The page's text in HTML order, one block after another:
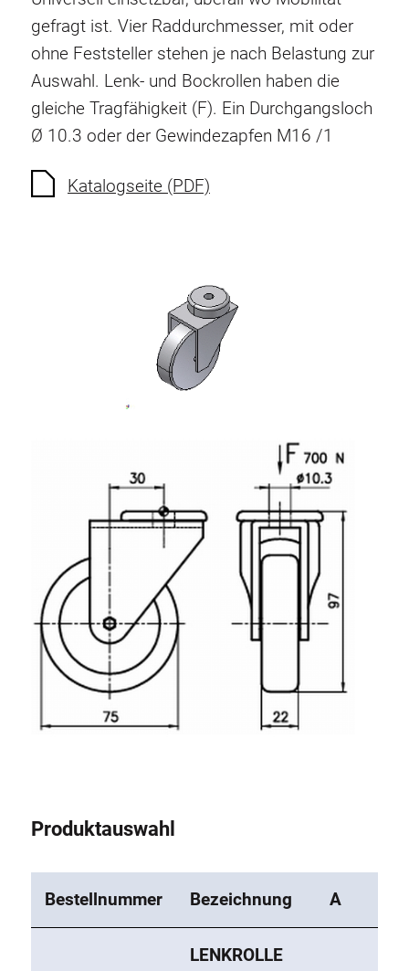
Verdrehsicherungen
Gewindeeinsätze
Bodenverbindungselemente
Rollenelemente
Kunststoffelemente
Flächenelemente
Dynamische Elemente
Rollbahnsystem
gefragt ist. Vier Raddurchmesser, mit oder
ohne Feststeller stehen je nach Belastung zur
Auswahl. Lenk- und Bockrollen haben die
gleiche Tragfähigkeit (F). Ein Durchgangsloch
Ø 10.3 oder der Gewindezapfen M16 /1
Katalogseite (PDF)
Produktauswahl
Bestellnummer Bezeichnung A
LENKROLLE